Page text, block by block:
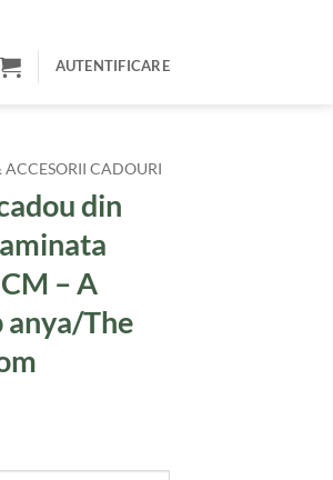
AUTENTIFICARE
CADOURI
din
– A
anya/The